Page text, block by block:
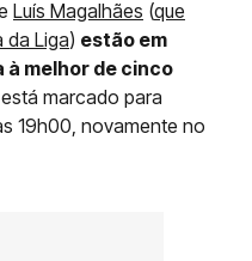
Luís Magalhães (que
da Liga) estão em
melhor de cinco
marcado para
19h00, novamente no